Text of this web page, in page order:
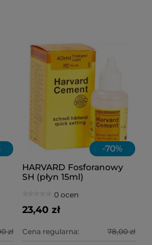
zł
-70%
HARVARD Fosforanowy
SH (płyn 15ml)
0 ocen
23,40 zł
Cena regularna: 78,00 zł